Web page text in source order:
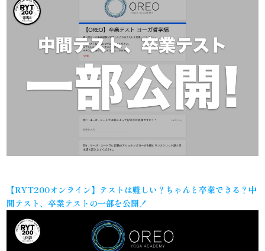
【RYT200オンライン】テストは難しい？ちゃんと卒業できる？中
間テスト、卒業テストの一部を公開！